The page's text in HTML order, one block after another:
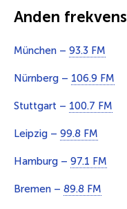
Anden frekvens
München – 93.3 FM
Nürnberg – 106.9 FM
Stuttgart – 100.7 FM
Leipzig – 99.8 FM
Hamburg – 97.1 FM
Bremen – 89.8 FM